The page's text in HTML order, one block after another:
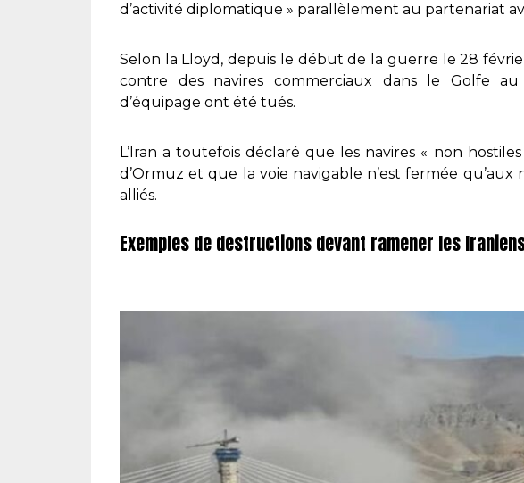
d’activité diplomatique » parallèlement au partenariat
Selon la Lloyd, depuis le début de la guerre le 28
contre des navires commerciaux dans le Golfe
d’équipage ont été tués.
L’Iran a toutefois déclaré que les navires « non
d’Ormuz et que la voie navigable n’est fermée qu’aux
alliés.
Exemples de destructions devant ramener les